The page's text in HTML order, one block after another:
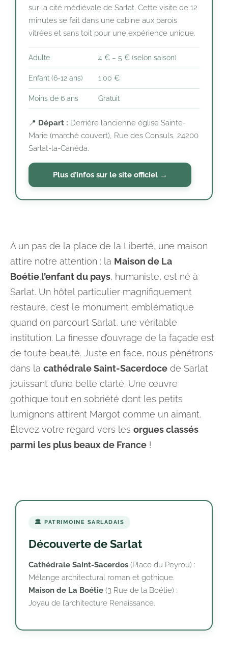
sur la cité médiévale de Sarlat. Cette visite de 12
minutes se fait dans une cabine aux parois
vitrées et sans toit pour une expérience unique.
Adulte 4 € – 5 € (selon saison)
Enfant (6-12 ans) 1,00 €
Moins de 6 ans Gratuit
📍 Départ : Derrière l’ancienne église Sainte-
Marie (marché couvert), Rue des Consuls, 24200
Sarlat-la-Canéda.
Plus d’infos sur le site officiel →
À un pas de la place de la Liberté, une maison
attire notre attention : la Maison de La
Boétie,l’enfant du pays, humaniste, est né à
Sarlat. Un hôtel particulier magnifiquement
restauré, c’est le monument emblématique
quand on parcourt Sarlat, une véritable
institution. La finesse d’ouvrage de la façade est
de toute beauté. Juste en face, nous pénétrons
dans la cathédrale Saint-Sacerdoce de Sarlat
jouissant d’une belle clarté. Une œuvre
gothique tout en sobriété dont les petits
lumignons attirent Margot comme un aimant.
Élevez votre regard vers les orgues classés
parmi les plus beaux de France !
🏛️ PATRIMOINE SARLADAIS
Découverte de Sarlat
Cathédrale Saint-Sacerdos (Place du Peyrou) :
Mélange architectural roman et gothique.
Maison de La Boétie (3 Rue de la Boétie) :
Joyau de l’architecture Renaissance.